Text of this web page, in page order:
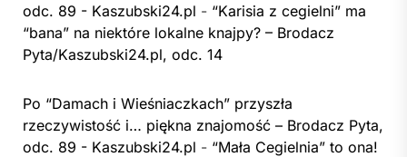
odc. 89 - Kaszubski24.pl - “Karisia z cegielni” ma
“bana” na niektóre lokalne knajpy? – Brodacz
Pyta/Kaszubski24.pl, odc. 14
Po “Damach i Wieśniaczkach” przyszła
rzeczywistość i… piękna znajomość – Brodacz Pyta,
odc. 89 - Kaszubski24.pl - “Mała Cegielnia” to ona!